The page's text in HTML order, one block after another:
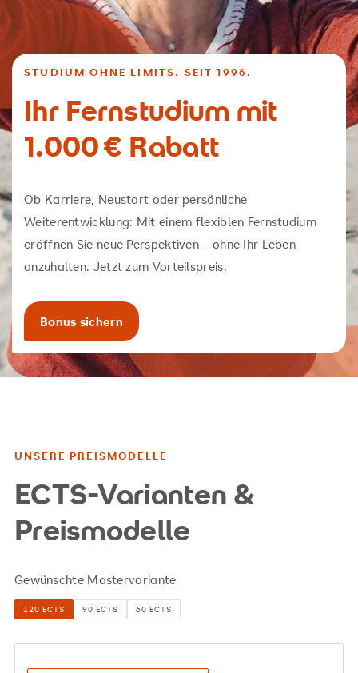
Entwicklung und Umsetzung nachhaltiger
Strategien und Geschäftsmodelle
Verantwortung von Unternehmen
Analytische Fähigkeiten zur Bewertung und
Verbesserung von Nachhaltigkeitsmaßnahmen
Projekt- und Change-Management für
Transformationsprozesse
Interdisziplinäre Zusammenarbeit mit
verschiedenen Fachbereichen
und Standards im Bereich Nachhaltigkeit
Fähigkeit zur Kommunikation und Vermittlung von
Nachhaltigkeitsthemen
Zukunftstrends
STUDIUM OHNE LIMITS. SEIT 1996.
Ihr Fernstudium mit
1.000 € Rabatt
Ob Karriere, Neustart oder persönliche
Weiterentwicklung: Mit einem flexiblen Fernstudium
eröffnen Sie neue Perspektiven – ohne Ihr Leben
anzuhalten. Jetzt zum Vorteilspreis.
Bonus sichern
UNSERE PREISMODELLE
ECTS-Varianten &
Preismodelle
Gewünschte Mastervariante
120 ECTS 90 ECTS 60 ECTS